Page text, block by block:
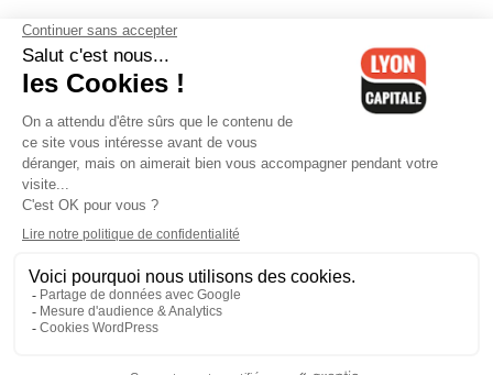
Contactez-nous-Mentions légales-CGV-Politique de
confidentialité-Gestion des cookies